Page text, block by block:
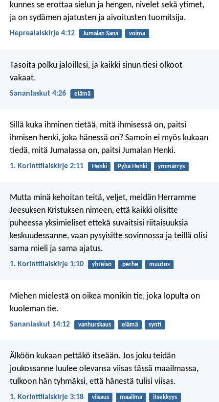
kunnes se erottaa sielun ja hengen, nivelet sekä ytimet,
ja on sydämen ajatusten ja aivoitusten tuomitsija.
Heprealaiskirje 4:12 Jumalan Sana voima
Tasoita polku jaloillesi, ja kaikki sinun tiesi olkoot
vakaat.
Sananlaskut 4:26 elämä
Sillä kuka ihminen tietää, mitä ihmisessä on, paitsi
ihmisen henki, joka hänessä on? Samoin ei myös kukaan
tiedä, mitä Jumalassa on, paitsi Jumalan Henki.
1. Korinttilaiskirje 2:11 Henki Pyhä Henki ymmärrys
Mutta minä kehoitan teitä, veljet, meidän Herramme
Jeesuksen Kristuksen nimeen, että kaikki olisitte
puheessa yksimieliset ettekä suvaitsisi riitaisuuksia
keskuudessanne, vaan pysyisitte sovinnossa ja teillä olisi
sama mieli ja sama ajatus.
1. Korinttilaiskirje 1:10 yhteisö perhe muutos
Miehen mielestä on oikea monikin tie, joka lopulta on
kuoleman tie.
Sananlaskut 14:12 vanhurskaus elämä synti
Älköön kukaan pettäkö itseään. Jos joku teidän
joukossanne luulee olevansa viisas tässä maailmassa,
tulkoon hän tyhmäksi, että hänestä tulisi viisas.
1. Korinttilaiskirje 3:18 viisaus maailma itsekkyys